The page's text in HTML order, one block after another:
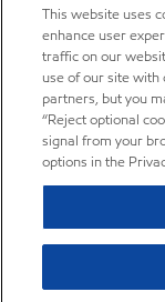
This website uses
enhance user
traffic on our
use of our site with
partners, but you
“Reject optional
signal from your
options in the